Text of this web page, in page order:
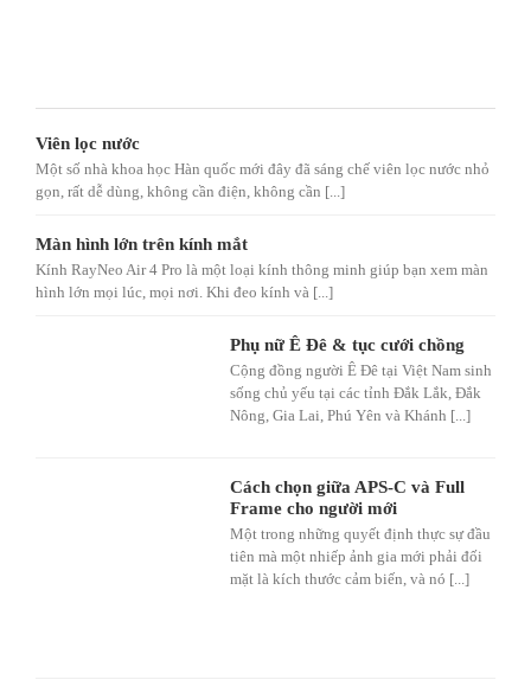
Viên lọc nước
Một số nhà khoa học Hàn quốc mới đây đã sáng chế viên lọc nước nhỏ
gọn, rất dễ dùng, không cần điện, không cần [...]
Màn hình lớn trên kính mắt
Kính RayNeo Air 4 Pro là một loại kính thông minh giúp bạn xem màn
hình lớn mọi lúc, mọi nơi. Khi đeo kính và [...]
Phụ nữ Ê Đê & tục cưới chồng
Cộng đồng người Ê Đê tại Việt Nam sinh
sống chủ yếu tại các tỉnh Đắk Lắk, Đắk
Nông, Gia Lai, Phú Yên và Khánh [...]
Cách chọn giữa APS-C và Full
Frame cho người mới
Một trong những quyết định thực sự đầu
tiên mà một nhiếp ảnh gia mới phải đối
mặt là kích thước cảm biến, và nó [...]